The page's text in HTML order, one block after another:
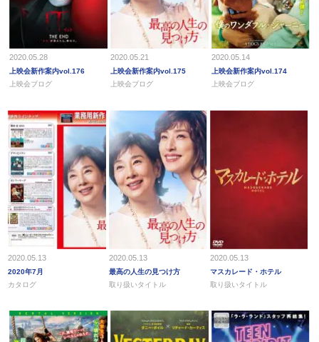
2020.05.28
上映会新作案内vol.176
上映会ブログ
2020.05.21
上映会新作案内vol.175
上映会ブログ
2020.05.14
上映会新作案内vol.174
上映会ブログ
2020.05.13
2020年7月
カタログ
2020.05.13
最高の人生の見つけ方
取り扱いタイトル
2020.05.13
マスカレード・ホテル
取り扱いタイトル